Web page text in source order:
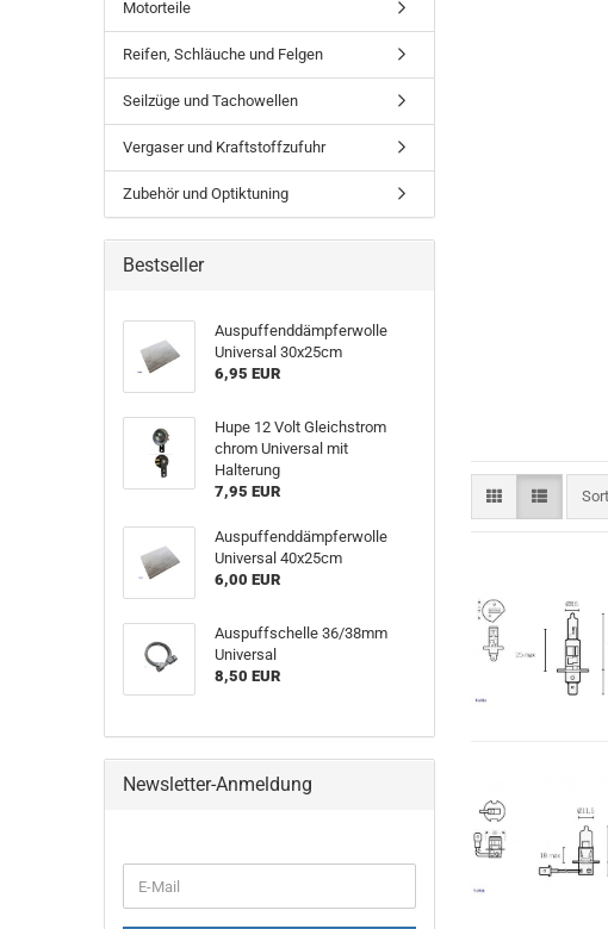
Motorteile
Reifen, Schläuche und Felgen
Seilzüge und Tachowellen
Vergaser und Kraftstoffzufuhr
Zubehör und Optiktuning
Bestseller
Auspuffenddämpferwolle
Universal 30x25cm
6,95 EUR
Hupe 12 Volt Gleichstrom
chrom Universal mit
Halterung
7,95 EUR
Auspuffenddämpferwolle
Universal 40x25cm
6,00 EUR
Auspuffschelle 36/38mm
Universal
8,50 EUR
Newsletter-Anmeldung
E-
Mail